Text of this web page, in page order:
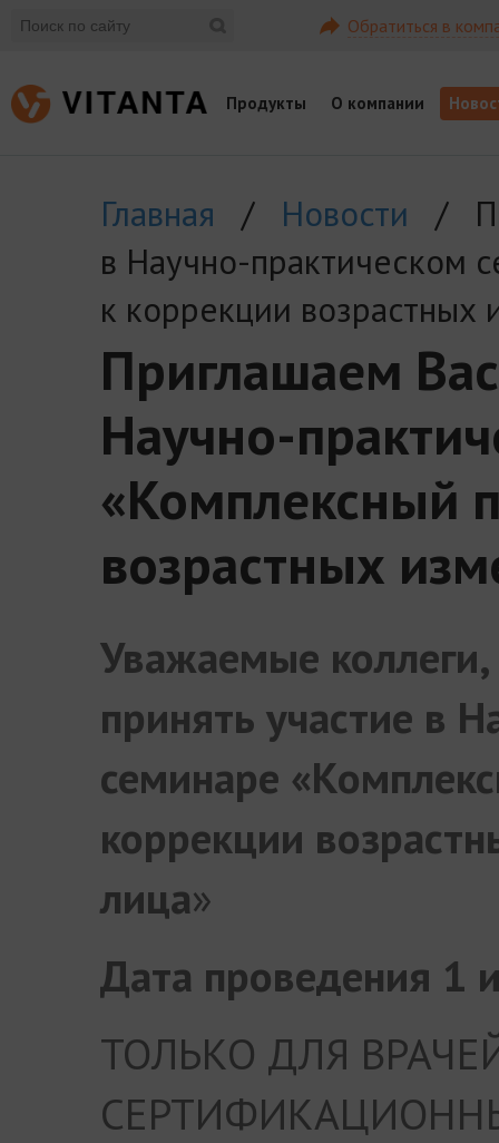
Обратиться в
Продукты О компании
Главная / Новости /
в Научно-практическом
к коррекции
Приглашаем
Научно-
«Комплексный
возрастных
Уважаемые
принять участие в
семинаре
коррекции
лица»
Дата проведения 1
ТОЛЬКО ДЛЯ